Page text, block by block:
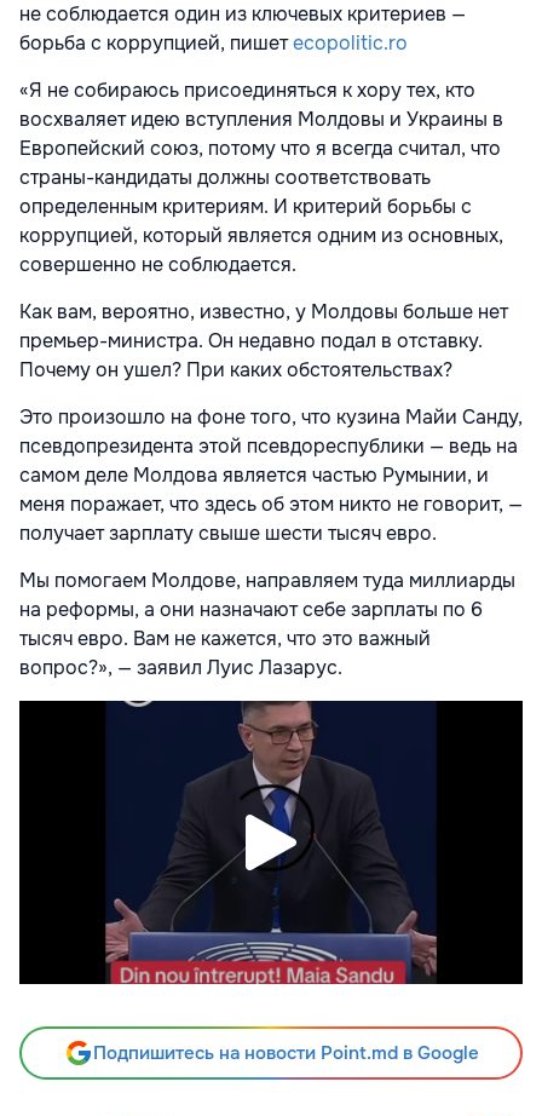
не соблюдается один из ключевых критериев —
борьба с коррупцией, пишетecopolitic.ro
«Я не собираюсь присоединяться к хору тех, кто
восхваляет идею вступления Молдовы и Украины в
Европейский союз, потому что я всегда считал, что
страны-кандидаты должны соответствовать
определенным критериям. И критерий борьбы с
коррупцией, который является одним из основных,
совершенно не соблюдается.
Как вам, вероятно, известно, у Молдовы больше нет
премьер-министра. Он недавно подал в отставку.
Почему он ушел? При каких обстоятельствах?
Это произошло на фоне того, что кузина Майи Санду,
псевдопрезидента этой псевдореспублики — ведь на
самом деле Молдова является частью Румынии, и
меня поражает, что здесь об этом никто не говорит, —
получает зарплату свыше шести тысяч евро.
Мы помогаем Молдове, направляем туда миллиарды
на реформы, а они назначают себе зарплаты по 6
тысяч евро. Вам не кажется, что это важный
вопрос?», — заявил Луис Лазарус.
Подпишитесь на новости Point.md в Google